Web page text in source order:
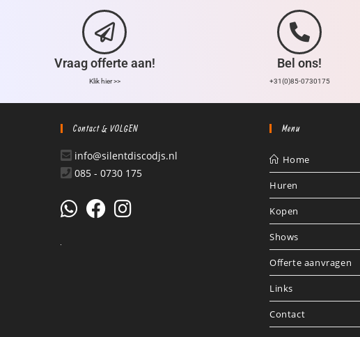
Vraag offerte aan!
Klik hier >>
Bel ons!
+31(0)85-0730175
Contact & VOLGEN
info@silentdiscodjs.nl
085 - 0730 175
Menu
Home
Huren
Kopen
Shows
Offerte aanvragen
Links
Contact